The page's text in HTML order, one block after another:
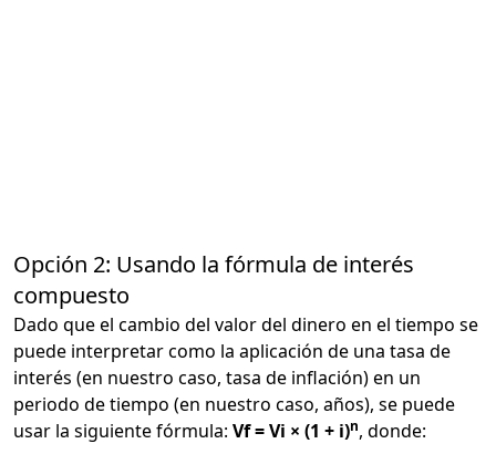
Opción 2: Usando la fórmula de interés
compuesto
Dado que el cambio del valor del dinero en el tiempo se
puede interpretar como la aplicación de una tasa de
interés (en nuestro caso, tasa de inflación) en un
periodo de tiempo (en nuestro caso, años), se puede
usar la siguiente fórmula: Vf = Vi × (1 + i)n, donde: